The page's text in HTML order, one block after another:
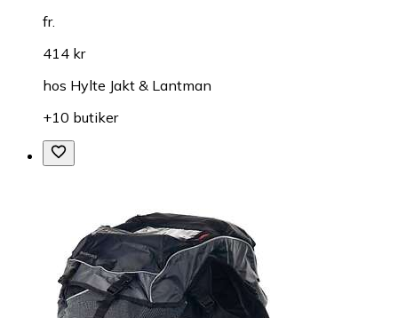
fr.
414 kr
hos Hylte Jakt & Lantman
+10 butiker